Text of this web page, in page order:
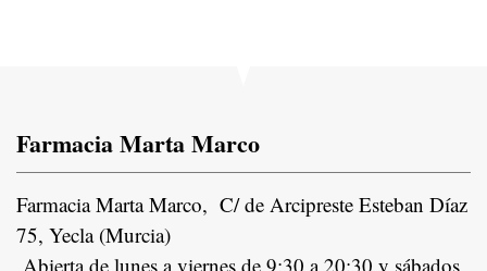
Farmacia Marta Marco
Farmacia Marta Marco, C/ de Arcipreste Esteban Díaz
75, Yecla (Murcia)
Abierta de lunes a viernes de 9:30 a 20:30 y sábados